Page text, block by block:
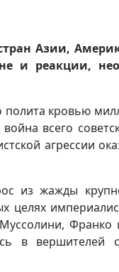
Азии,
и реакции,
полита кровью
всего
агрессии
из жажды
целях
Франко
в вершителей